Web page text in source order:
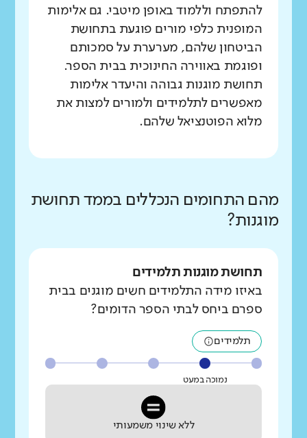
להתפתח וללמוד באופן מיטבי. גם אלימות
המופנית כלפי מורים פוגעת בתחושת
הביטחון שלהם, מערערת על סמכותם
ופוגמת באווירה החינוכית בבית הספר.
תחושת מוגנות גבוהה והיעדר אלימות
מאפשרים לתלמידים ולמורים למצות את
מלוא הפוטנציאל שלהם.
מהם התחומים הנכללים בממד תחושת
מוגנות?
תחושת מוגנות תלמידים
באיזו מידה התלמידים חשים מוגנים בבית
ספרם ביחס לבתי הספר הדומים?
תלמידים
נמוכה במעט
ללא שינוי משמעותי